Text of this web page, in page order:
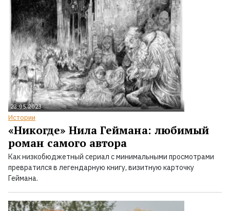
23.05.2023
Истории
«Никогде» Нила Геймана: любимый
роман самого автора
Как низкобюджетный сериал с минимальными просмотрами
превратился в легендарную книгу, визитную карточку
Геймана.